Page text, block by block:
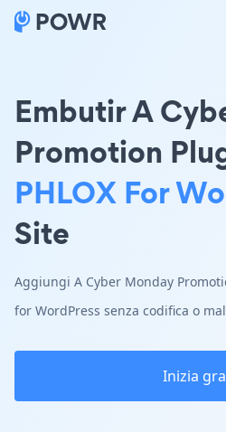
Embutir A
Promotion
PHLOX For
Site
Aggiungi A Cyber Monday
for WordPress senza codifica o
Inizia